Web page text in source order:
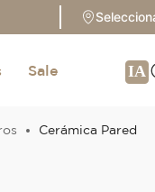
Sale
Cerámica Pared